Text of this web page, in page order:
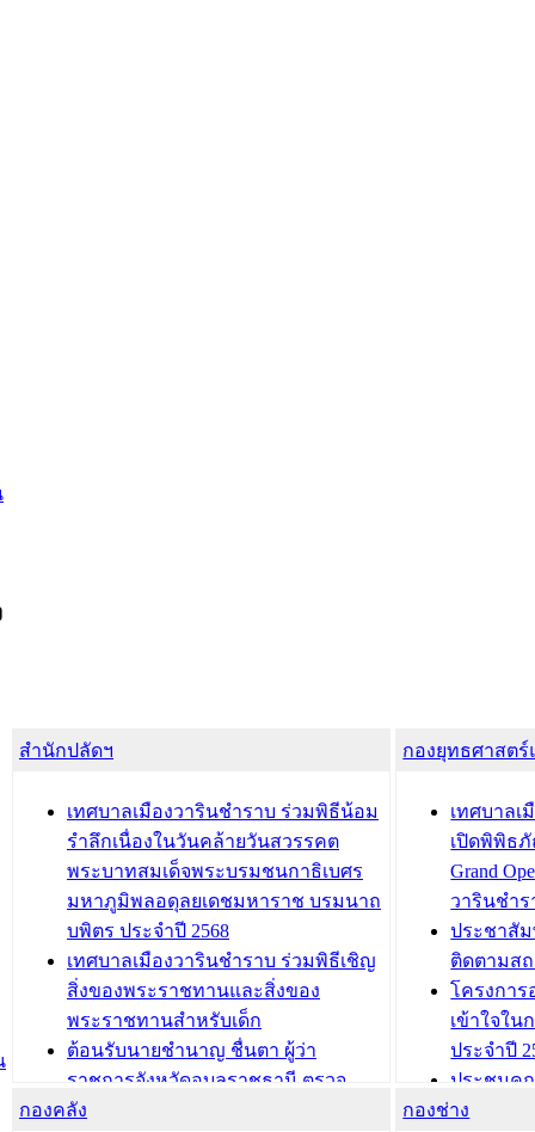
สำนักปลัดฯ
เทศบาลเมืองวารินชำราบ ร่วมพิธีน้อม
รำลึกเนื่องในวันคล้ายวันสวรรคต
พระบาทสมเด็จพระบรมชนกาธิเบศร
มหาภูมิพลอดุลยเดชมหาราช บรมนาถ
บพิตร ประจำปี 2568
เทศบาลเมืองวารินชำราบ ร่วมพิธีเชิญ
สิ่งของพระราชทานและสิ่งของ
พระราชทานสำหรับเด็ก
ต้อนรับนายชำนาญ ชื่นตา ผู้ว่า
ราชการจังหวัดอุบลราชธานี ตรวจ
ความเรียบร้อยของสถานที่ในการเตรี
กองยุทธศาสต
เทศบาลเ
เปิดพิพิธภั
Grand
วารินชำร
ประชาสัม
ติดตามส
โครงกา
เข้าใจใน
ประจำปี
ประชุมค
ความเสี่ย
กองคลัง กองช่าง